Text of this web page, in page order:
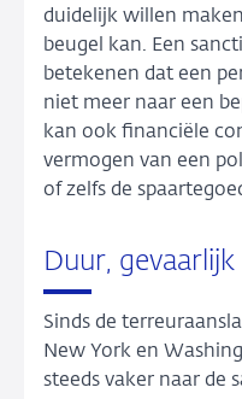
duidelijk willen
beugel kan. Een
betekenen dat een
niet meer naar een
kan ook financiële
vermogen van een
of zelfs de
Duur,
Sinds de
New York en
steeds vaker naar de